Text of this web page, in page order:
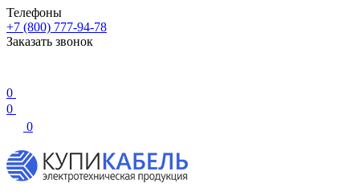
Телефоны
+7 (800) 777-94-78
Заказать звонок
0
0
0